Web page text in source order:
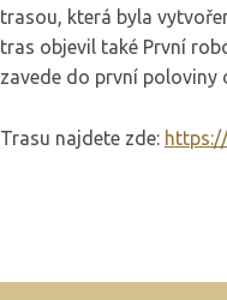
trasou, která byla
tras objevil také První
zavede do první poloviny
Trasu najdete zde: